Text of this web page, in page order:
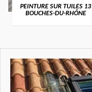
PEINTURE SUR TUILES 13
BOUCHES-DU-RHÔNE